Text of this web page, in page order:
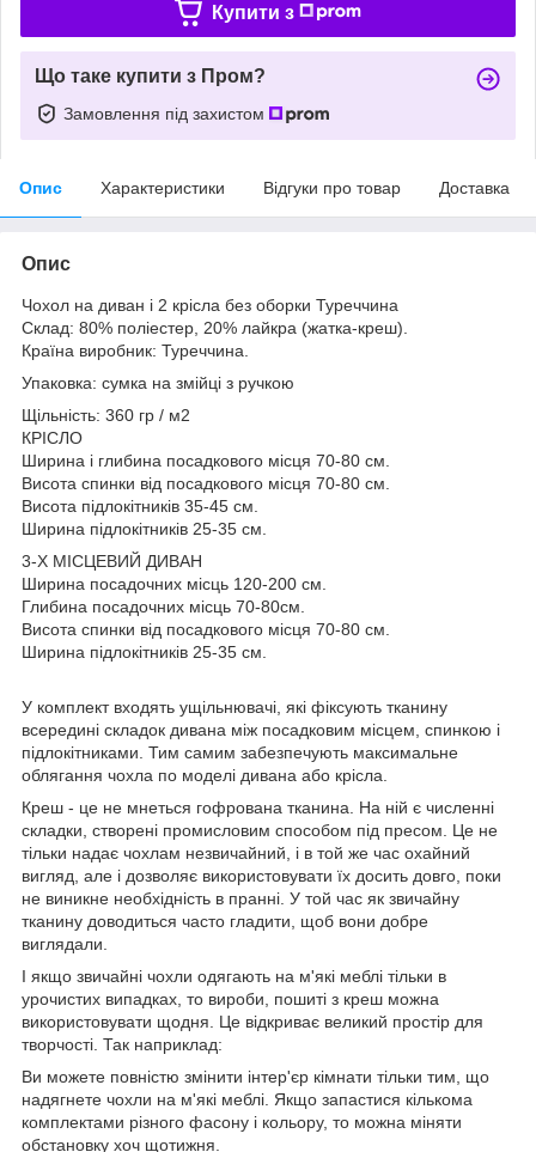
Купити з
Що таке купити з Пром?
Замовлення під захистом
Опис Характеристики Відгуки про товар Доставка
Опис
Чохол на диван і 2 крісла без оборки Туреччина
Склад: 80% поліестер, 20% лайкра (жатка-креш).
Країна виробник: Туреччина.
Упаковка: сумка на змійці з ручкою
Щільність: 360 гр / м2
КРІСЛО
Ширина і глибина посадкового місця 70-80 см.
Висота спинки від посадкового місця 70-80 см.
Висота підлокітників 35-45 см.
Ширина підлокітників 25-35 см.
3-Х МІСЦЕВИЙ ДИВАН
Ширина посадочних місць 120-200 см.
Глибина посадочних місць 70-80см.
Висота спинки від посадкового місця 70-80 см.
Ширина підлокітників 25-35 см.
У комплект входять ущільнювачі, які фіксують тканину
всередині складок дивана між посадковим місцем, спинкою і
підлокітниками. Тим самим забезпечують максимальне
облягання чохла по моделі дивана або крісла.
Креш - це не мнеться гофрована тканина. На ній є численні
складки, створені промисловим способом під пресом. Це не
тільки надає чохлам незвичайний, і в той же час охайний
вигляд, але і дозволяє використовувати їх досить довго, поки
не виникне необхідність в пранні. У той час як звичайну
тканину доводиться часто гладити, щоб вони добре
виглядали.
І якщо звичайні чохли одягають на м'які меблі тільки в
урочистих випадках, то вироби, пошиті з креш можна
використовувати щодня. Це відкриває великий простір для
творчості. Так наприклад:
Ви можете повністю змінити інтер'єр кімнати тільки тим, що
надягнете чохли на м'які меблі. Якщо запастися кількома
комплектами різного фасону і кольору, то можна міняти
обстановку хоч щотижня.